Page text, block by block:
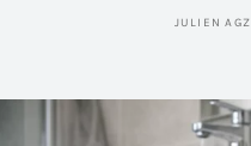
JULIEN AGZ